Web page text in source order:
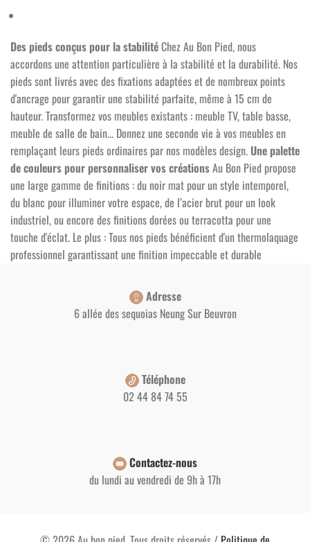
1 avis
Des pieds conçus pour la stabilitéChez Au Bon Pied, nous
accordons une attention particulière à la stabilité et la durabilité. Nos
pieds sont livrés avec des fixations adaptées et de nombreux points
d'ancrage pour garantir une stabilité parfaite, même à 15 cm de
hauteur. Transformez vos meubles existants : meuble TV, table basse,
meuble de salle de bain... Donnez une seconde vie à vos meubles en
remplaçant leurs pieds ordinaires par nos modèles design. Une palette
de couleurs pour personnaliser vos créationsAu Bon Pied propose
une large gamme de finitions : du noir mat pour un style intemporel,
du blanc pour illuminer votre espace, de l’acier brut pour un look
industriel, ou encore des finitions dorées ou terracotta pour une
touche d'éclat. Le plus : Tous nos pieds bénéficient d'un thermolaquage
professionnel garantissant une finition impeccable et durable
Adresse
6 allée des sequoias Neung Sur Beuvron
Téléphone
02 44 84 74 55
Contactez-nous
du lundi au vendredi de 9h à 17h